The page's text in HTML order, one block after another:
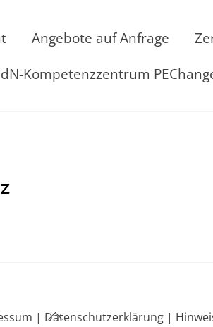
Angebote auf Anfrage
Kompetenzzentrum
Back
| Datenschutzerklärung |